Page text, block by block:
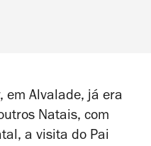
, em Alvalade, já era
Natais, com
a visita do Pai